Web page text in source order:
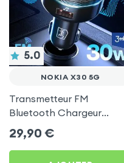
5.0
NOKIA X30 5G
Transmetteur FM
Bluetooth Chargeur
Voiture Noir 3mk Hyper
Car pour Nokia X30 5G
29,90 €